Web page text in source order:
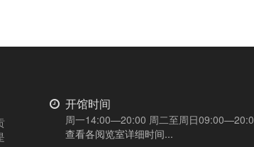
开馆时间
周一14:00—20:00 周二至周日
查看各阅览室详细时间...